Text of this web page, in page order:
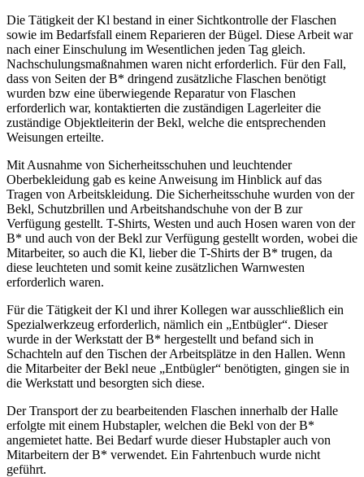
Die Tätigkeit der Kl bestand in einer Sichtkontrolle der Flaschen
sowie im Bedarfsfall einem Reparieren der Bügel. Diese Arbeit war
nach einer Einschulung im Wesentlichen jeden Tag gleich.
Nachschulungsmaßnahmen waren nicht erforderlich. Für den Fall,
dass von Seiten der B* dringend zusätzliche Flaschen benötigt
wurden bzw eine überwiegende Reparatur von Flaschen
erforderlich war, kontaktierten die zuständigen Lagerleiter die
zuständige Objektleiterin der Bekl, welche die entsprechenden
Weisungen erteilte.
Mit Ausnahme von Sicherheitsschuhen und leuchtender
Oberbekleidung gab es keine Anweisung im Hinblick auf das
Tragen von Arbeitskleidung. Die Sicherheitsschuhe wurden von der
Bekl, Schutzbrillen und Arbeitshandschuhe von der B zur
Verfügung gestellt. T-Shirts, Westen und auch Hosen waren von der
B* und auch von der Bekl zur Verfügung gestellt worden, wobei die
Mitarbeiter, so auch die Kl, lieber die T-Shirts der B* trugen, da
diese leuchteten und somit keine zusätzlichen Warnwesten
erforderlich waren.
Für die Tätigkeit der Kl und ihrer Kollegen war ausschließlich ein
Spezialwerkzeug erforderlich, nämlich ein „Entbügler“. Dieser
wurde in der Werkstatt der B* hergestellt und befand sich in
Schachteln auf den Tischen der Arbeitsplätze in den Hallen. Wenn
die Mitarbeiter der Bekl neue „Entbügler“ benötigten, gingen sie in
die Werkstatt und besorgten sich diese.
Der Transport der zu bearbeitenden Flaschen innerhalb der Halle
erfolgte mit einem Hubstapler, welchen die Bekl von der B*
angemietet hatte. Bei Bedarf wurde dieser Hubstapler auch von
Mitarbeitern der B* verwendet. Ein Fahrtenbuch wurde nicht
geführt.